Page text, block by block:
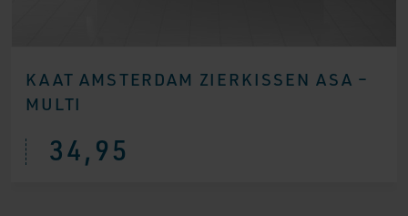
KAAT AMSTERDAM ZIERKISSEN ASA –
MULTI
34,95